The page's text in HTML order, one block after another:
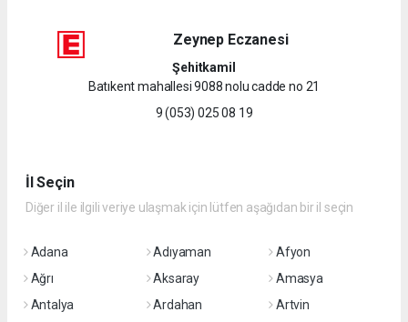
Zeynep Eczanesi
Şehitkamil
Batıkent mahallesi 9088 nolu cadde no 21
9 (053) 025 08 19
İl Seçin
Diğer il ile ilgili veriye ulaşmak için lütfen aşağıdan bir il seçin
Adana Adıyaman
Afyon
Ağrı
Aksaray
Amasya
Antalya
Ardahan
Artvin